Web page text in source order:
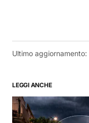
Ultimo aggiornamento:
LEGGI ANCHE